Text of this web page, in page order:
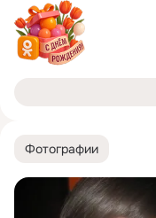
Фотографии